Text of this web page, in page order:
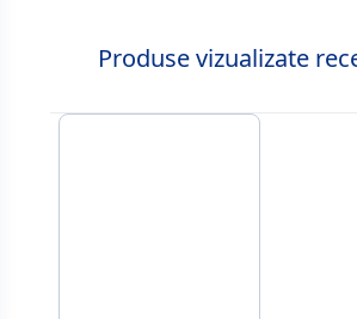
Produse vizualizate